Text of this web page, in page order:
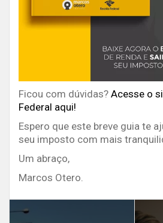
Ficou com dúvidas? Acesse o
Federal aqui!
Espero que este breve guia te
seu imposto com mais
Um abraço,
Marcos Otero.